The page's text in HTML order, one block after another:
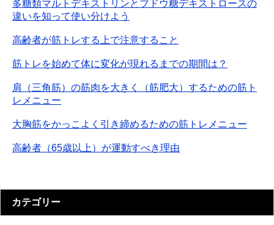
多糖類マルトデキストリンとブドウ糖デキストロースの
違いを知って使い分けよう
高齢者が筋トレする上で注意すること
筋トレを始めて体に変化が現れるまでの期間は？
肩（三角筋）の筋肉を大きく（筋肥大）するための筋ト
レメニュー
大胸筋をかっこよく引き締めるための筋トレメニュー
高齢者（65歳以上）が運動すべき理由
カテゴリー